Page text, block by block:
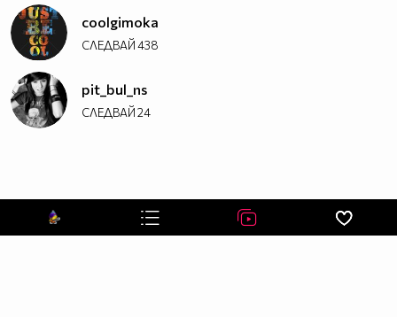
coolgimoka
СЛЕДВАЙ438
pit_bul_ns
СЛЕДВАЙ24